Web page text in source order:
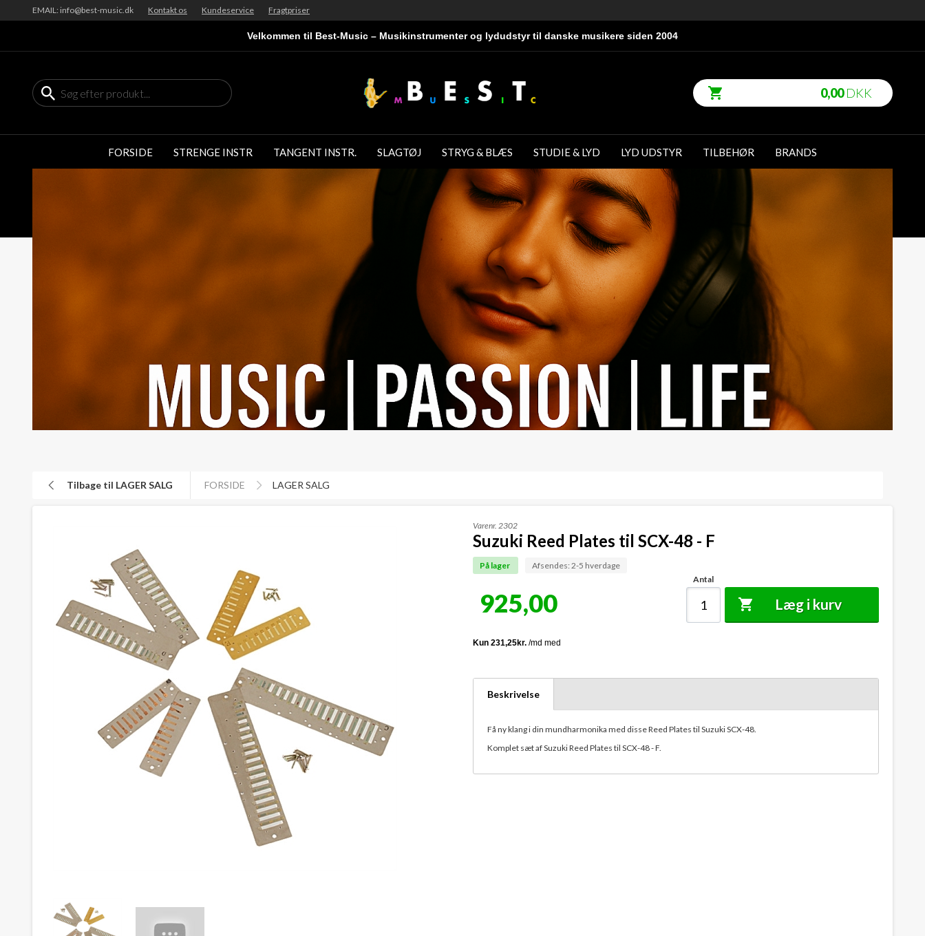
EMAIL: info@best-music.dk Kontakt os Kundeservice Fragtpriser
Velkommen til Best-Music – Musikinstrumenter og lydudstyr til danske musikere siden 2004
0,00DKK
FORSIDE STRENGE INSTR TANGENT INSTR. SLAGTØJ STRYG & BLÆS STUDIE & LYD LYD UDSTYR TILBEHØR BRANDS
Tilbage til LAGER SALG FORSIDE LAGER SALG
Varenr. 2302
Suzuki Reed Plates til SCX-48 - F
På lager Afsendes: 2-5 hverdage
925,00
Antal
Læg i kurv
Beskrivelse
Få ny klang i din mundharmonika med disse Reed Plates til Suzuki SCX-48.
Komplet sæt af Suzuki Reed Plates til SCX-48 - F.